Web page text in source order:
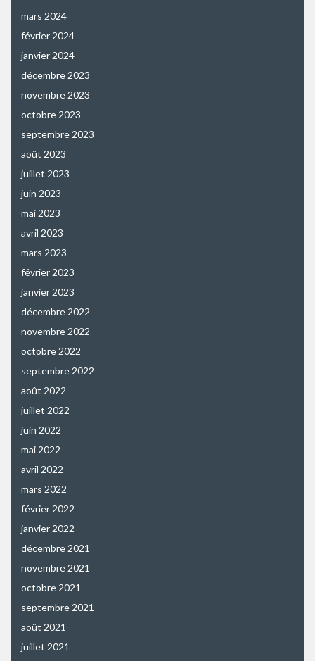
mars 2024
février 2024
janvier 2024
décembre 2023
novembre 2023
octobre 2023
septembre 2023
août 2023
juillet 2023
juin 2023
mai 2023
avril 2023
mars 2023
février 2023
janvier 2023
décembre 2022
novembre 2022
octobre 2022
septembre 2022
août 2022
juillet 2022
juin 2022
mai 2022
avril 2022
mars 2022
février 2022
janvier 2022
décembre 2021
novembre 2021
octobre 2021
septembre 2021
août 2021
juillet 2021